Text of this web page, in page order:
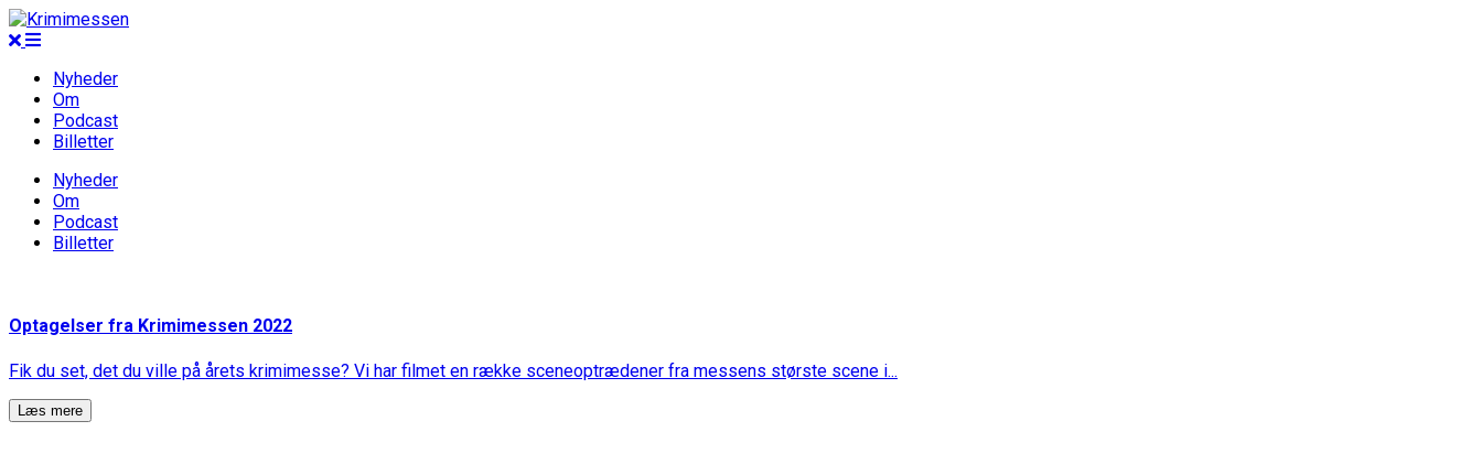
Nyheder
Om
Podcast
Billetter
Nyheder
Om
Podcast
Billetter
Optagelser fra Krimimessen 2022
Fik du set, det du ville på årets krimimesse? Vi har filmet en række sceneoptrædener fra messens største scene i...
Læs mere